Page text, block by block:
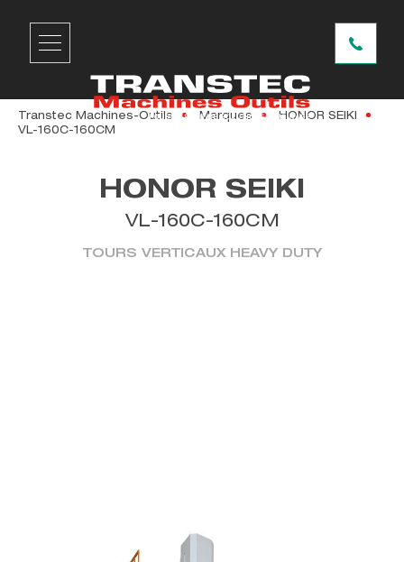
Transtec Machines-Outils Marques
HONOR SEIKI
VL-160C-160CM
HONOR SEIKI
VL-160C-160CM
TOURS VERTICAUX HEAVY DUTY